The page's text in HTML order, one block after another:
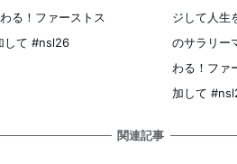
る！ファーストス
して #nsl26
ジして人生
のサラリー
わる！ファ
加して
関連記事